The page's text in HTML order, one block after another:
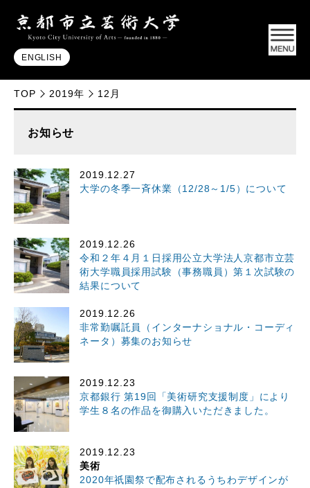
ENGLISH
TOP 2019年 12月
お知らせ
2019.12.27
大学の冬季一斉休業（12/28～1/5）について
2019.12.26
令和２年４月１日採用公立大学法人京都市立芸
術大学職員採用試験（事務職員）第１次試験の
結果について
2019.12.26
非常勤嘱託員（インターナショナル・コーディ
ネータ）募集のお知らせ
2019.12.23
京都銀行 第19回「美術研究支援制度」により
学生８名の作品を御購入いただきました。
2019.12.23
美術
2020年祇園祭で配布されるうちわデザインが